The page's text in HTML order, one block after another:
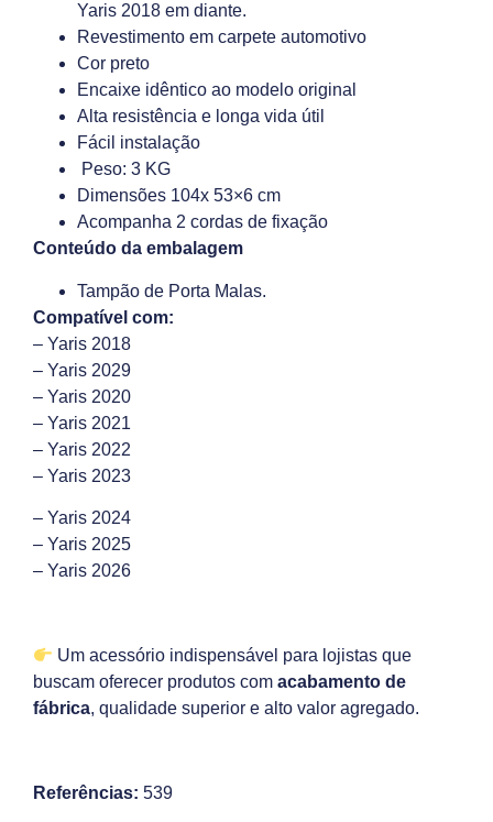
Yaris 2018 em diante.
Revestimento em carpete automotivo
Cor preto
Encaixe idêntico ao modelo original
Alta resistência e longa vida útil
Fácil instalação
Peso: 3 KG
Dimensões 104x 53×6 cm
Acompanha 2 cordas de fixação
Conteúdo da embalagem
Tampão de Porta Malas.
Compatível com:
– Yaris 2018
– Yaris 2029
– Yaris 2020
– Yaris 2021
– Yaris 2022
– Yaris 2023
– Yaris 2024
– Yaris 2025
– Yaris 2026
Um acessório indispensável para lojistas que
buscam oferecer produtos com acabamento de
fábrica, qualidade superior e alto valor agregado.
Referências: 539